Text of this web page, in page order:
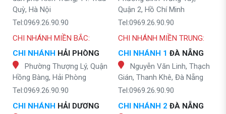
Quỳ, Hà Nội
Tel:0969.26.90.90
Quận 2, Hồ Chí Minh
Tel:0969.26.90.90
CHI NHÁNH MIỀN BẮC:
CHI NHÁNH HẢI PHÒNG
Phường Thượng Lý, Quận
Hồng Bàng, Hải Phòng
Tel:0969.26.90.90
CHI NHÁNH HẢI DƯƠNG
CHI NHÁNH MIỀN TRUNG:
CHI NHÁNH 1 ĐÀ NẴNG
Nguyễn Văn Linh, Thạch
Gián, Thanh Khê, Đà Nẵng
Tel:0969.26.90.90
CHI NHÁNH 2 ĐÀ NẴNG